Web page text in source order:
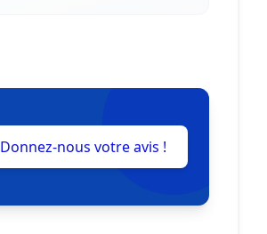
Donnez-nous votre avis !